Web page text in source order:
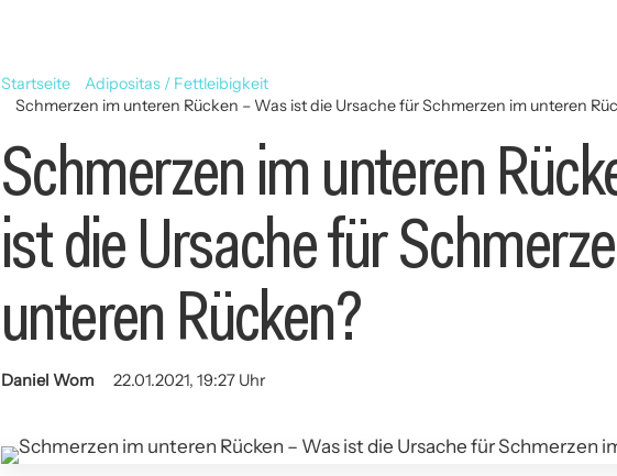
Startseite
Adipositas / Fettleibigkeit
Schmerzen im unteren Rücken – Was ist die Ursache für Schmerzen im unteren
Schmerzen im unteren
ist die Ursache für
unteren Rücken?
Daniel Wom 22.01.2021, 19:27 Uhr